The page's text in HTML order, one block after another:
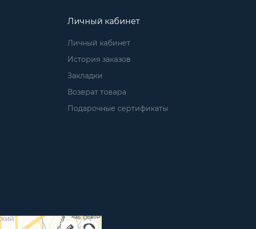
Личный кабинет
Личный кабинет
История заказов
Закладки
Возврат товара
Подарочные сертификаты